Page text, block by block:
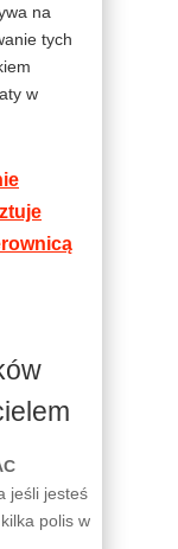
na
tych
w
jeśli jesteś
polis w